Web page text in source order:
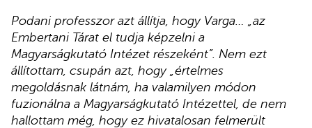
Podani professzor azt állítja, hogy Varga… „az
Embertani Tárat el tudja képzelni a
Magyarságkutató Intézet részeként”. Nem ezt
állítottam, csupán azt, hogy „értelmes
megoldásnak látnám, ha valamilyen módon
fuzionálna a Magyarságkutató Intézettel, de nem
hallottam még, hogy ez hivatalosan felmerült